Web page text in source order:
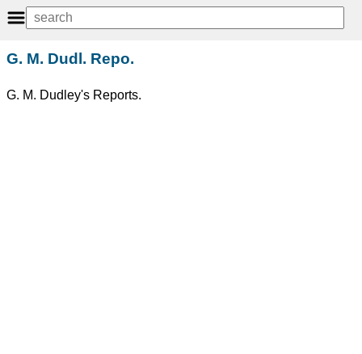
G. M. Dudl. Repo.
G. M. Dudley's Reports.